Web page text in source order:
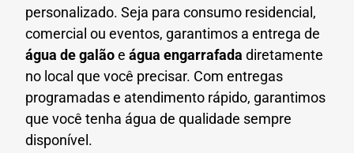
personalizado. Seja para consumo residencial,
comercial ou eventos, garantimos a entrega de
água de galãoe água engarrafada diretamente
no local que você precisar. Com entregas
programadas e atendimento rápido, garantimos
que você tenha água de qualidade sempre
disponível.